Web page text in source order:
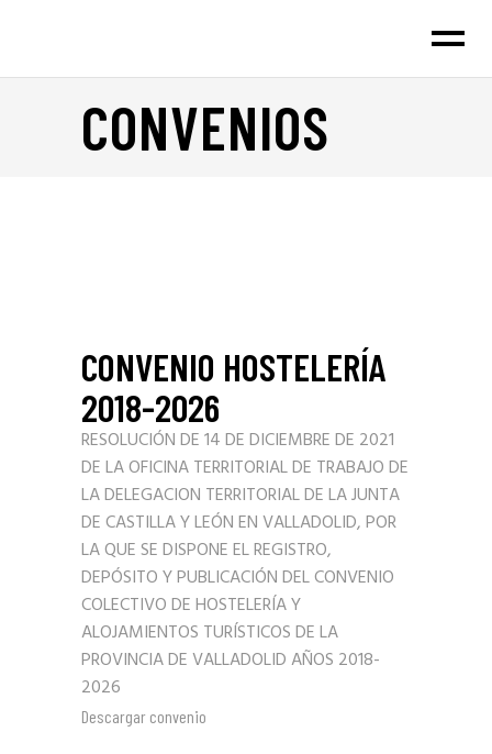
CONVENIOS
CONVENIO HOSTELERÍA
2018-2026
RESOLUCIÓN DE 14 DE DICIEMBRE DE 2021
DE LA OFICINA TERRITORIAL DE TRABAJO DE
LA DELEGACION TERRITORIAL DE LA JUNTA
DE CASTILLA Y LEÓN EN VALLADOLID, POR
LA QUE SE DISPONE EL REGISTRO,
DEPÓSITO Y PUBLICACIÓN DEL CONVENIO
COLECTIVO DE HOSTELERÍA Y
ALOJAMIENTOS TURÍSTICOS DE LA
PROVINCIA DE VALLADOLID AÑOS 2018-
2026
Descargar convenio